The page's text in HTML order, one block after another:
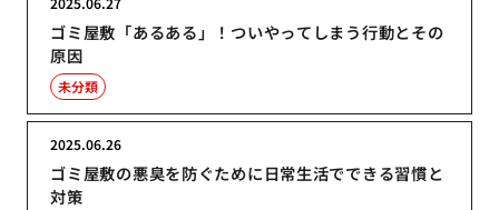
ゴミ屋敷「あるある」！ついやってしまう行動とその
原因
未分類
ゴミ屋敷の悪臭を防ぐために日常生活でできる習慣と
対策
2025.06.26